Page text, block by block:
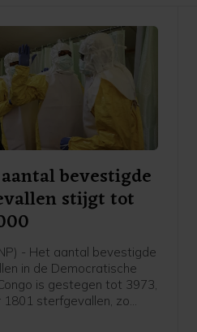
bevestigde
stijgt tot
- Het aantal bevestigde
in de Democratische
is gestegen tot 3973,
1801 sterfgevallen, zo